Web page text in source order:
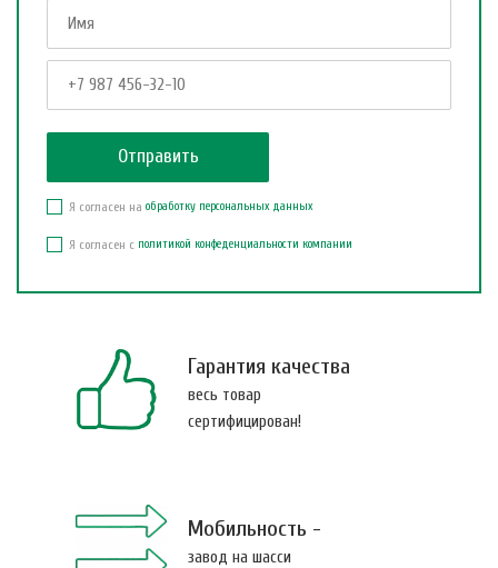
Я согласен на обработку персональных данных
Я согласен с политикой конфеденциальности компании
Гарантия качества
весь товар
сертифицирован!
Мобильность -
завод на шасси